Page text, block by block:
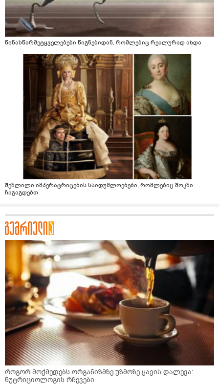
წინასწარმეტყველებები წიგნებიდან, რომლებიც რეალურად ახდა
შეშლილი იმპერატრიცების საიდუმლოებები, რომლებიც შოკში
ჩაგაგდებთ
როგორ მოქმედებს ორგანიზმზე უზმოზე ყავის დალევა:
ნუტრიციოლოგის რჩევები